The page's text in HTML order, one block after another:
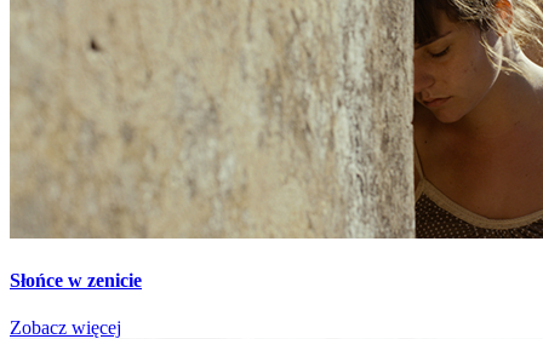
Słońce w zenicie
Zobacz więcej